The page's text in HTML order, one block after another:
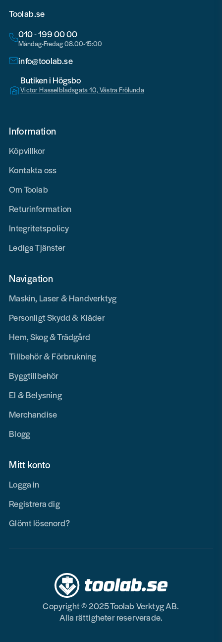
Toolab.se
010 - 199 00 00
Måndag-Fredag 08.00-15:00
info@toolab.se
Butiken i Högsbo
Victor Hasselbladsgata 10, Västra Frölunda
Information
Köpvillkor
Kontakta oss
Om Toolab
Returinformation
Integritetspolicy
Lediga Tjänster
Navigation
Maskin, Laser & Handverktyg
Personligt Skydd & Kläder
Hem, Skog & Trädgård
Tillbehör & Förbrukning
Byggtillbehör
El & Belysning
Merchandise
Blogg
Mitt konto
Logga in
Registrera dig
Glömt lösenord?
Copyright © 2025 Toolab Verktyg AB.
Alla rättigheter reserverade.